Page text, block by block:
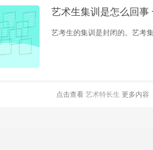
艺术生集训是怎么回事
艺考生的集训是封闭的。艺考
点击查看 艺术特长生 更多内容